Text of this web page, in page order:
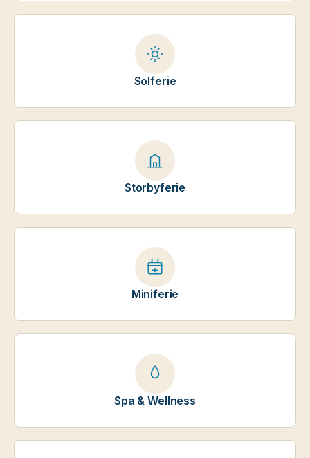
Solferie
Storbyferie
Miniferie
Spa & Wellness